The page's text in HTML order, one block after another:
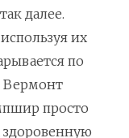
далее.
их
по
Вермонт
просто
здоровенную